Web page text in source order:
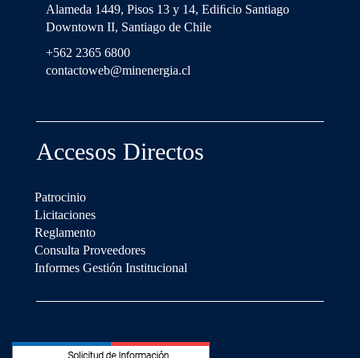
Alameda 1449, Pisos 13 y 14, Ediﬁcio Santiago
Downtown II, Santiago de Chile
+562 2365 6800
contactoweb@minenergia.cl
Accesos Directos
Patrocinio
Licitaciones
Reglamento
Consulta Proveedores
Informes Gestión Institucional